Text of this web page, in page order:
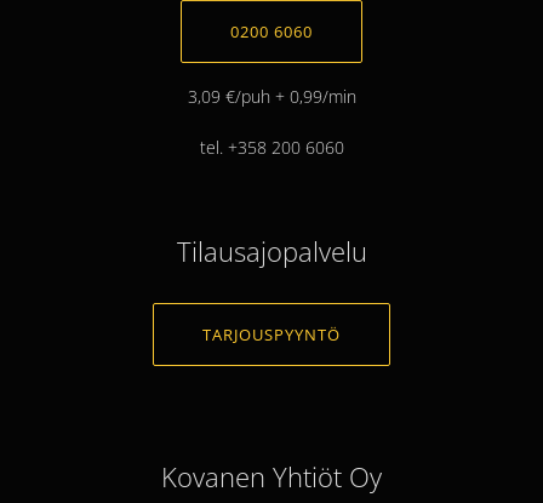
0200 6060
3,09 €/puh + 0,99/min
tel. +358 200 6060
Tilausajopalvelu
TARJOUSPYYNTÖ
Kovanen Yhtiöt Oy